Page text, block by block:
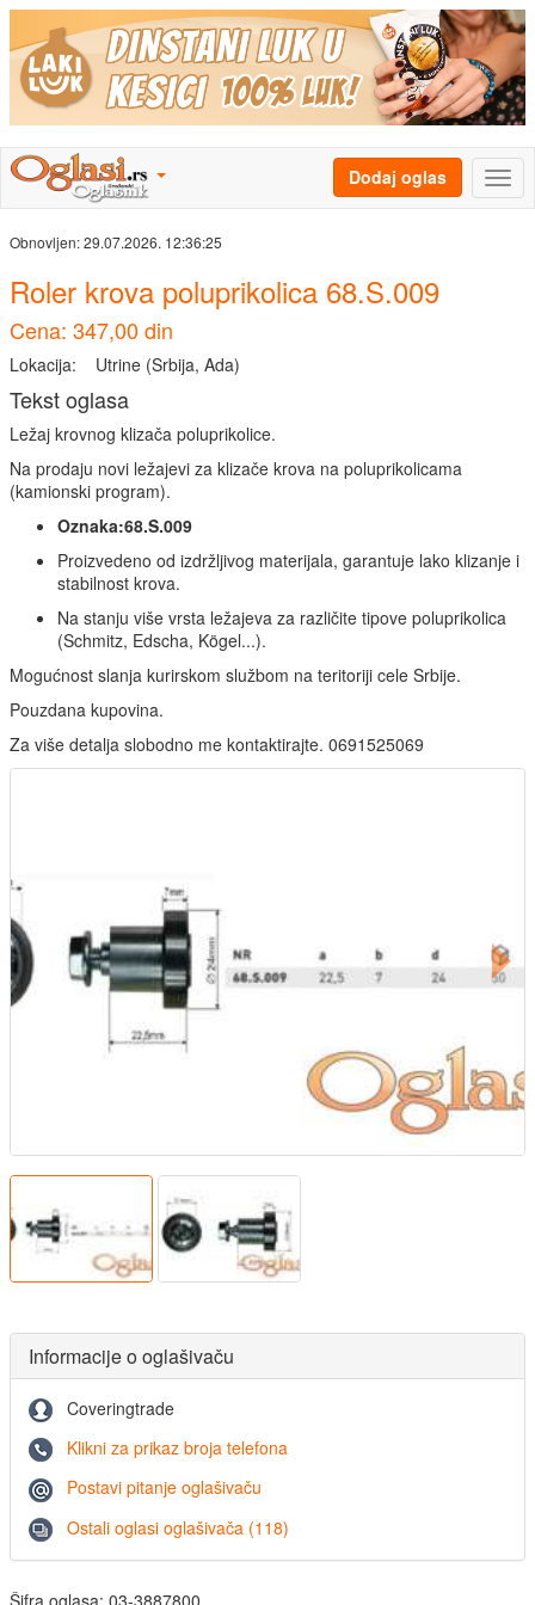
Dodaj oglas
Obnovljen:29.07.2026. 12:36:25
Roler krova poluprikolica 68.S.009
Cena: 347,00 din
Lokacija: Utrine (Srbija, Ada)
Tekst oglasa
Ležaj krovnog klizača poluprikolice.
Na prodaju novi ležajevi za klizače krova na poluprikolicama
(kamionski program).
Oznaka:68.S.009
Proizvedeno od izdržljivog materijala, garantuje lako klizanje i
stabilnost krova.
Na stanju više vrsta ležajeva za različite tipove poluprikolica
(Schmitz, Edscha, Kögel...).
Mogućnost slanja kurirskom službom na teritoriji cele Srbije.
Pouzdana kupovina.
Za više detalja slobodno me kontaktirajte. 0691525069
Informacije o oglašivaču
Coveringtrade
Klikni za prikaz broja telefona
Postavi pitanje oglašivaču
Ostali oglasi oglašivača (118)
Šifra oglasa: 03-3887800